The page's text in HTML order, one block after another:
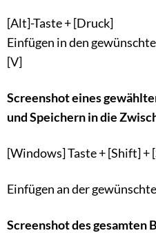
[Alt]-Taste + [Druck]
Einfügen in den
[V]
Screenshot eines
und Speichern in die
[Windows] Taste + [Shift] +
Einfügen an der
Screenshot des gesamten